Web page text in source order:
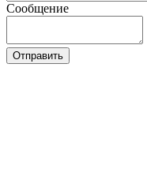
Сообщение
Отправить